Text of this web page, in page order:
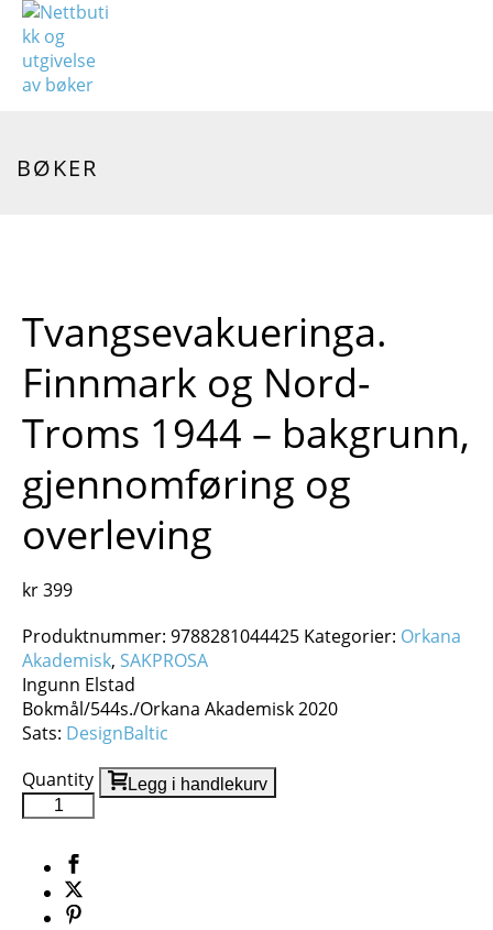
BØKER
Tvangsevakueringa.
Finnmark og Nord-
Troms 1944 – bakgrunn,
gjennomføring og
overleving
kr399
Produktnummer: 9788281044425 Kategorier: Orkana
Akademisk, SAKPROSA
Ingunn Elstad
Bokmål/544s./Orkana Akademisk 2020
Sats: DesignBaltic
Quantity
Legg i handlekurv